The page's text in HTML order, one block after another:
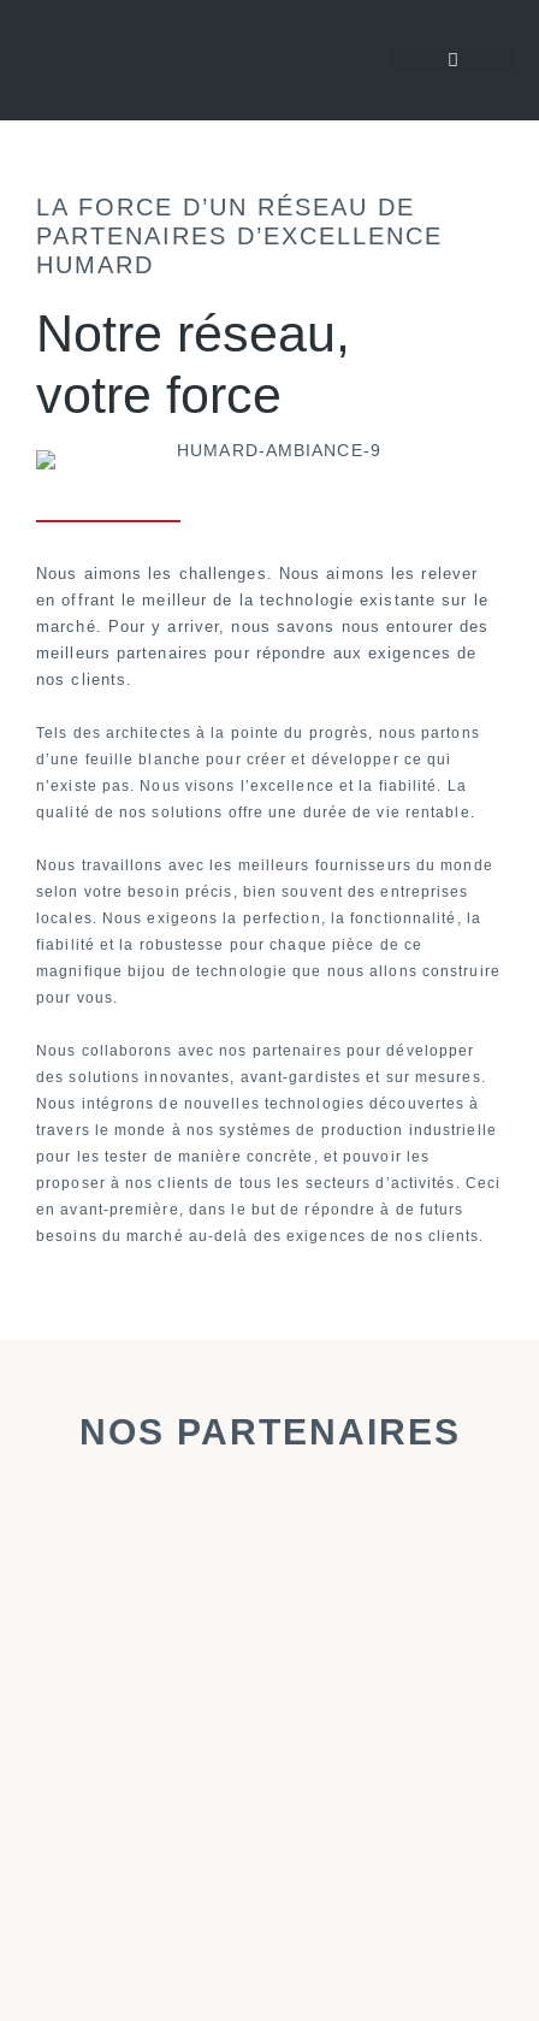
LA FORCE D’UN RÉSEAU DE
PARTENAIRES D’EXCELLENCE
HUMARD
Notre réseau,
votre force
Nous aimons les challenges. Nous aimons les relever
en offrant le meilleur de la technologie existante sur le
marché. Pour y arriver, nous savons nous entourer des
meilleurs partenaires pour répondre aux exigences de
nos clients.
Tels des architectes à la pointe du progrès, nous partons
d’une feuille blanche pour créer et développer ce qui
n’existe pas. Nous visons l’excellence et la fiabilité. La
qualité de nos solutions offre une durée de vie rentable.
Nous travaillons avec les meilleurs fournisseurs du monde
selon votre besoin précis, bien souvent des entreprises
locales. Nous exigeons la perfection, la fonctionnalité, la
fiabilité et la robustesse pour chaque pièce de ce
magnifique bijou de technologie que nous allons construire
pour vous.
Nous collaborons avec nos partenaires pour développer
des solutions innovantes, avant-gardistes et sur mesures.
Nous intégrons de nouvelles technologies découvertes à
travers le monde à nos systèmes de production industrielle
pour les tester de manière concrète, et pouvoir les
proposer à nos clients de tous les secteurs d’activités. Ceci
en avant-première, dans le but de répondre à de futurs
besoins du marché au-delà des exigences de nos clients.
NOS PARTENAIRES